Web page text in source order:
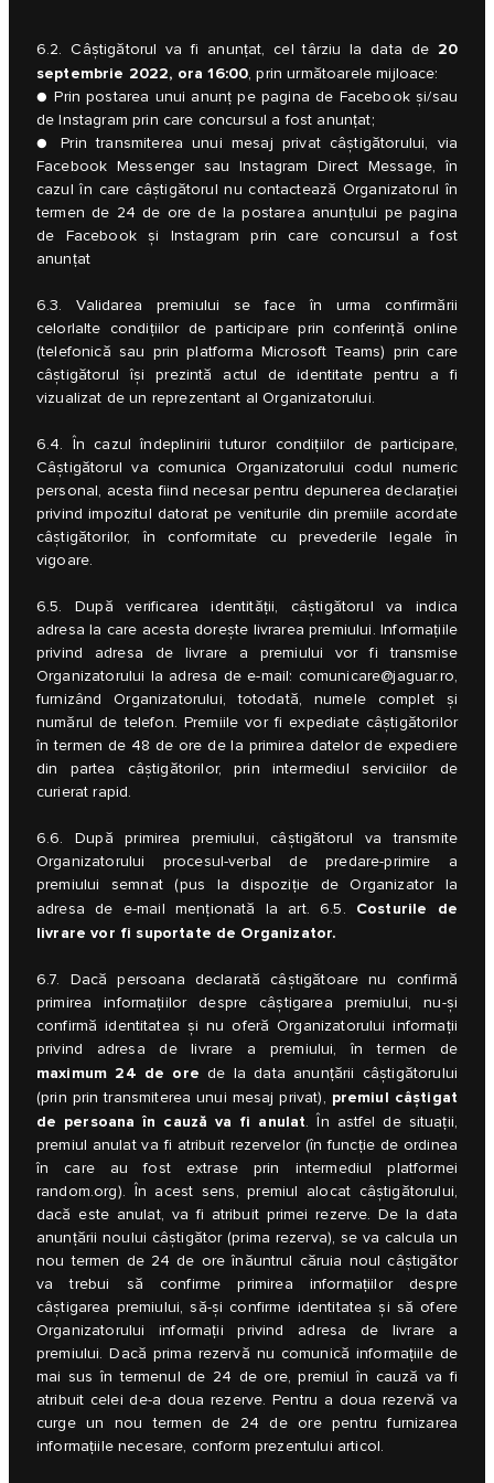
6.2. Câștigătorul va fi anunțat, cel târziu la data de 20
septembrie 2022, ora 16:00, prin următoarele mijloace:
● Prin postarea unui anunț pe pagina de Facebook și/sau
de Instagram prin care concursul a fost anunțat;
● Prin transmiterea unui mesaj privat câștigătorului, via
Facebook Messenger sau Instagram Direct Message, în
cazul în care câștigătorul nu contactează Organizatorul în
termen de 24 de ore de la postarea anunțului pe pagina
de Facebook și Instagram prin care concursul a fost
anunțat
6.3. Validarea premiului se face în urma confirmării
celorlalte condițiilor de participare prin conferință online
(telefonică sau prin platforma Microsoft Teams) prin care
câștigătorul își prezintă actul de identitate pentru a fi
vizualizat de un reprezentant al Organizatorului.
6.4. În cazul îndeplinirii tuturor condițiilor de participare,
Câștigătorul va comunica Organizatorului codul numeric
personal, acesta fiind necesar pentru depunerea declarației
privind impozitul datorat pe veniturile din premiile acordate
câștigătorilor, în conformitate cu prevederile legale în
vigoare.
6.5. După verificarea identității, câștigătorul va indica
adresa la care acesta dorește livrarea premiului. Informațiile
privind adresa de livrare a premiului vor fi transmise
Organizatorului la adresa de e-mail: comunicare@jaguar.ro,
furnizând Organizatorului, totodată, numele complet și
numărul de telefon. Premiile vor fi expediate câștigătorilor
în termen de 48 de ore de la primirea datelor de expediere
din partea câștigătorilor, prin intermediul serviciilor de
curierat rapid.
6.6. După primirea premiului, câștigătorul va transmite
Organizatorului procesul-verbal de predare-primire a
premiului semnat (pus la dispoziție de Organizator la
adresa de e-mail menționată la art. 6.5. Costurile de
livrare vor fi suportate de Organizator.
6.7. Dacă persoana declarată câștigătoare nu confirmă
primirea informațiilor despre câștigarea premiului, nu-și
confirmă identitatea și nu oferă Organizatorului informații
privind adresa de livrare a premiului, în termen de
maximum 24 de ore de la data anunțării câștigătorului
(prin prin transmiterea unui mesaj privat), premiul câștigat
de persoana în cauză va fi anulat. În astfel de situații,
premiul anulat va fi atribuit rezervelor (în funcție de ordinea
în care au fost extrase prin intermediul platformei
random.org). În acest sens, premiul alocat câștigătorului,
dacă este anulat, va fi atribuit primei rezerve. De la data
anunțării noului câștigător (prima rezerva), se va calcula un
nou termen de 24 de ore înăuntrul căruia noul câștigător
va trebui să confirme primirea informațiilor despre
câștigarea premiului, să-și confirme identitatea și să ofere
Organizatorului informații privind adresa de livrare a
premiului. Dacă prima rezervă nu comunică informațiile de
mai sus în termenul de 24 de ore, premiul în cauză va fi
atribuit celei de-a doua rezerve. Pentru a doua rezervă va
curge un nou termen de 24 de ore pentru furnizarea
informațiile necesare, conform prezentului articol.